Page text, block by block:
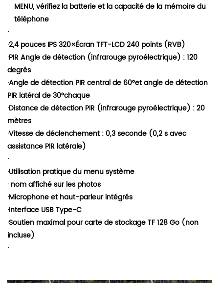
MENU, vérifiez la batterie et la capacité de la mémoire du
téléphone
·
·2,4 pouces IPS 320×Écran TFT-LCD 240 points (RVB)
·PIRAngle de détection (infrarouge pyroélectrique) : 120
degrés
·Angle de détection PIR central de 60°et angle de détection
PIR latéral de 30°chaque
·Distance de détection PIR (infrarouge pyroélectrique) : 20
mètres
·Vitesse de déclenchement : 0,3 seconde (0,2 s avec
assistance PIR latérale)
·
·Utilisation pratique du menu système
· nom affiché sur les photos
·Microphone et haut-parleur intégrés
·Interface USB Type-C
·Soutien maximal pour carte de stockage TF 128 Go (non
incluse)
·